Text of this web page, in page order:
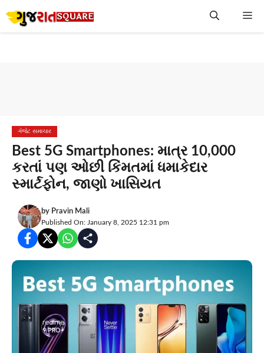
to
ગેજેટ સમાચાર
Best 5G Smartphones: માત્ર 10,000
કરતાં પણ ઓછી કિંમતમાં ધમાકેદાર
સ્માર્ટફોન, જાણો ખાસિયત
by Pravin Mali
Published On: January 8, 2025 12:31 pm